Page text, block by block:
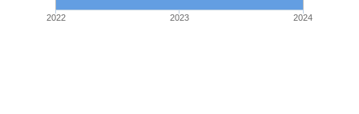
2022 2023 2024